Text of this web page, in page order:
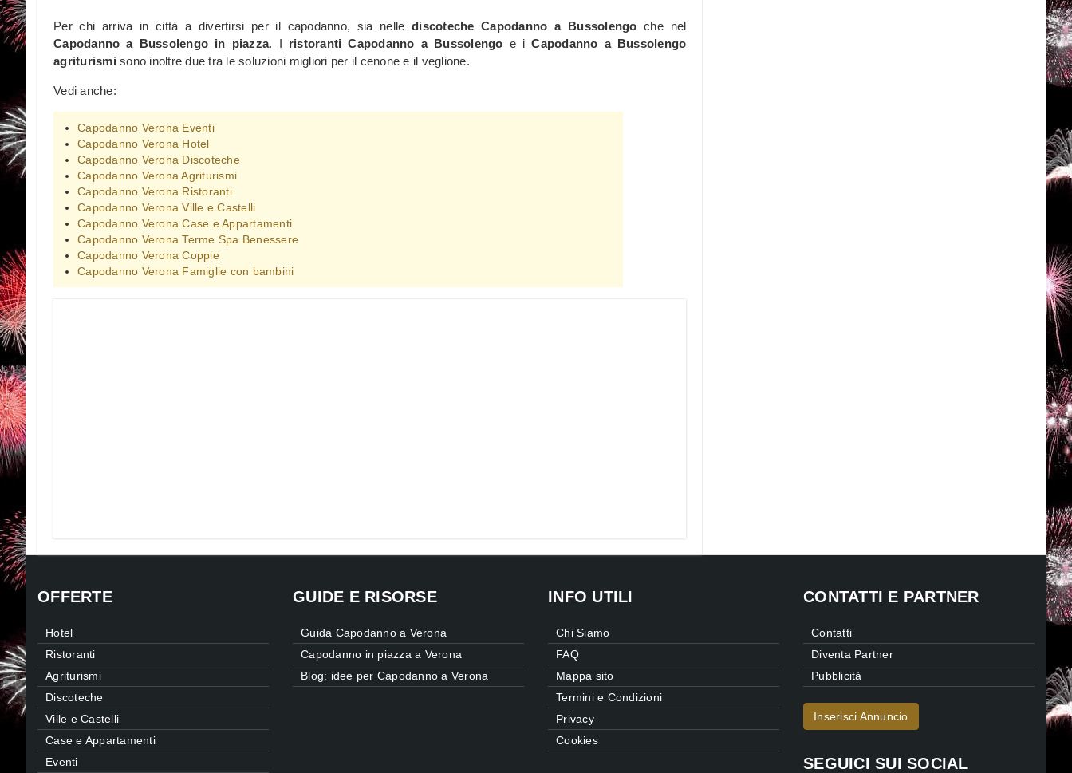
Per chi arriva in città a divertirsi per il capodanno, sia nellediscoteche Capodanno a Bussolengoche nel
Capodanno a Bussolengo in piazza. I ristoranti Capodanno a Bussolengo e iCapodanno a Bussolengo
agriturismi sono inoltre due tra le soluzioni migliori per il cenone e il veglione.
Vedi anche:
Capodanno Verona Eventi
Capodanno Verona Hotel
Capodanno Verona Discoteche
Capodanno Verona Agriturismi
Capodanno Verona Ristoranti
Capodanno Verona Ville e Castelli
Capodanno Verona Case e Appartamenti
Capodanno Verona Terme Spa Benessere
Capodanno Verona Coppie
Capodanno Verona Famiglie con bambini
OFFERTE
Hotel
Ristoranti
Agriturismi
Discoteche
Ville e Castelli
Case e Appartamenti
Eventi
GUIDE E RISORSE
Guida Capodanno a Verona
Capodanno in piazza a Verona
Blog: idee per Capodanno a Verona
INFO UTILI
Chi Siamo
FAQ
Mappa sito
Termini e Condizioni
Privacy
Cookies
CONTATTI E PARTNER
Contatti
Diventa Partner
Pubblicità
Inserisci Annuncio
SEGUICI SUI SOCIAL